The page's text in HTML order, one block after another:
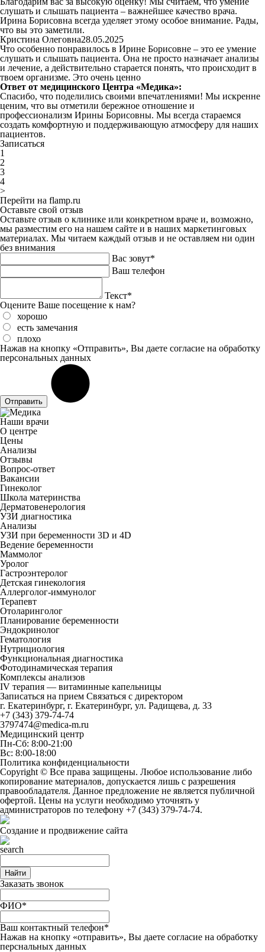
слушать и слышать пациента – важнейшее качество врача.
Ирина Борисовна всегда уделяет этому особое внимание. Рады,
что вы это заметили.
Кристина Олеговна28.05.2025
Что особенно понравилось в Ирине Борисовне – это ее умение
слушать и слышать пациента. Она не просто назначает анализы
и лечение, а действительно старается понять, что происходит в
твоем организме. Это очень ценно
Ответ от медицинского Центра «Медика»:
Спасибо, что поделились своими впечатлениями! Мы искренне
ценим, что вы отметили бережное отношение и
профессионализм Ирины Борисовны. Мы всегда стараемся
создать комфортную и поддерживающую атмосферу для наших
пациентов.
Записаться
1
2
3
4
>
Перейти на flamp.ru
Оставьте свой отзыв
Оставьте отзыв о клинике или конкретном враче и, возможно,
мы разместим его на нашем сайте и в наших маркетинговых
материалах. Мы читаем каждый отзыв и не оставляем ни один
без внимания
Вас зовут*
Ваш телефон
Текст*
Оцените Ваше посещение к нам?
хорошо
есть замечания
плохо
Нажав на кнопку «Отправить», Вы даете согласие на обработку
персональных данных
Отправить
Наши врачи
О центре
Цены
Анализы
Отзывы
Вопрос-ответ
Вакансии
Гинеколог
Школа материнства
Дерматовенерология
УЗИ диагностика
Анализы
УЗИ при беременности 3D и 4D
Ведение беременности
Маммолог
Уролог
Гастроэнтеролог
Детская гинекология
Аллерголог-иммунолог
Терапевт
Отоларинголог
Планирование беременности
Эндокринолог
Гематология
Нутрициология
Функциональная диагностика
Фотодинамическая терапия
Комплексы анализов
IV терапия — витаминные капельницы
Записаться на прием Связаться с директором
г. Екатеринбург, г. Екатеринбург, ул. Радищева, д. 33
+7 (343) 379-74-74
3797474@medica-m.ru
Медицинский центр
Пн-Сб: 8:00-21:00
Вс: 8:00-18:00
Политика конфиденциальности
Copyright © Все права защищены. Любое использование либо
копирование материалов, допускается лишь с разрешения
правообладателя. Данное предложение не является публичной
офертой. Цены на услуги необходимо уточнять у
администраторов по телефону +7 (343) 379-74-74.
Создание и продвижение сайта
Найти
Заказать звонок
ФИО*
Ваш контактный телефон*
Нажав на кнопку «отправить», Вы даете согласие на обработку
перснальных данных